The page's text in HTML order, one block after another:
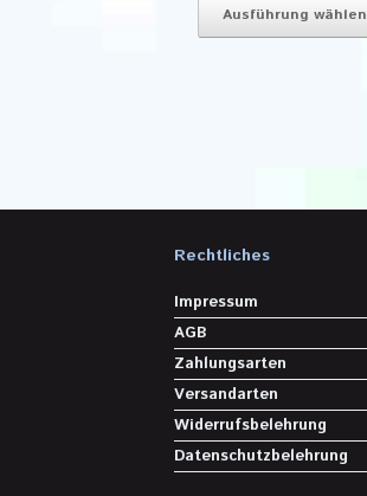
Ausführung wählen
Rechtliches
Impressum
AGB
Zahlungsarten
Versandarten
Widerrufsbelehrung
Datenschutzbelehrung